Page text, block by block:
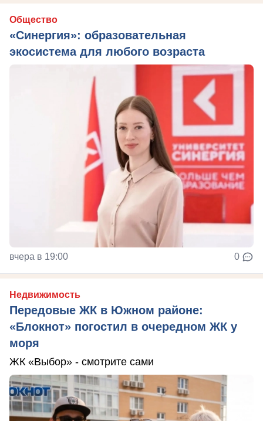
Общество
«Синергия»: образовательная
экосистема для любого возраста
вчера в 19:00 0
Недвижимость
Передовые ЖК в Южном районе:
«Блокнот» погостил в очередном ЖК у
моря
ЖК «Выбор» - смотрите сами